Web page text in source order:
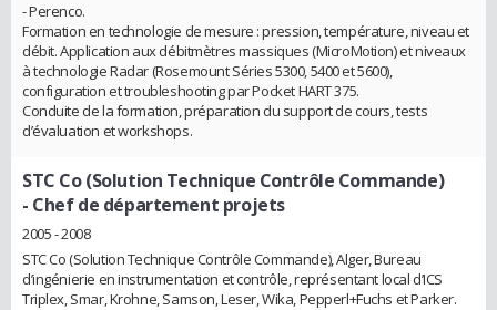
- Perenco.
Formation en technologie de mesure : pression, température, niveau et
débit. Application aux débitmètres massiques (MicroMotion) et niveaux
à technologie Radar (Rosemount Séries 5300, 5400 et 5600),
configuration et troubleshooting par Pocket HART 375.
Conduite de la formation, préparation du support de cours, tests
d’évaluation et workshops.
STC Co (Solution Technique Contrôle Commande)
- Chef de département projets
2005 - 2008
STC Co (Solution Technique Contrôle Commande), Alger, Bureau
d’ingénierie en instrumentation et contrôle, représentant local d’ICS
Triplex, Smar, Krohne, Samson, Leser, Wika, Pepperl+Fuchs et Parker.